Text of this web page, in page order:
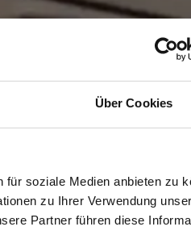
Über Cookies
soziale Medien anbieten zu
zu Ihrer Verwendung
Partner führen diese